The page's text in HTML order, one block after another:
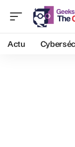
Actu